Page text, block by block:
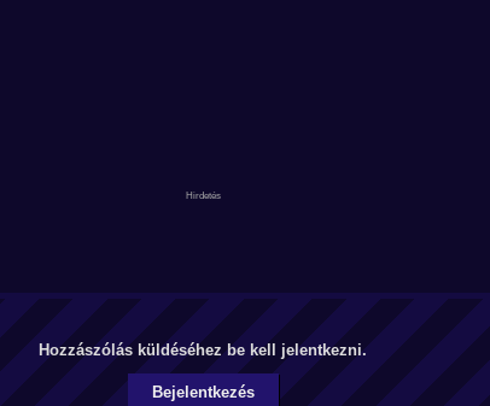
Hozzászólás küldéséhez be kell jelentkezni.
Bejelentkezés